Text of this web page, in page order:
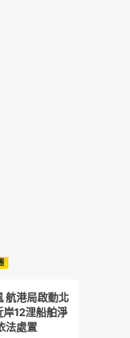
航港局啟動北
12浬船舶淨
法處置